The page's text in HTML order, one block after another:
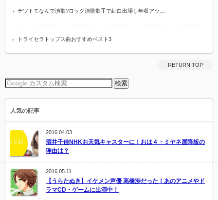
テツトモなんで演歌?ロック演歌歌手で紅白出場し年収アッ…
トライセラトップス曲おすすめベスト3
RETURN TOP
人気の記事
2016.04.03
酒井千佳NHKお天気キャスターに！おは４・ミヤネ屋降板の
理由は？
2016.05.11
【うらたぬき】イケメン声優 高橋渉だった！あのアニメやド
ラマCD・ゲームに出演中！